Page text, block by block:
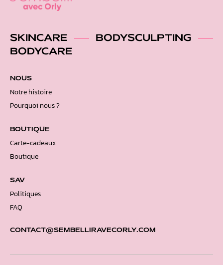
SKINCARE
BODYSCULPTING
BODYCARE
NOUS
Notre histoire
Pourquoi nous ?
BOUTIQUE
Carte-cadeaux
Boutique
SAV
Politiques
FAQ
CONTACT@SEMBELLIRAVECORLY.COM